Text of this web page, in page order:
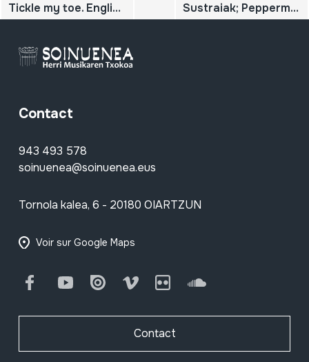
Tickle my toe. Englische Consortmusik 1550-1650 Sustraiak; Peppermint Sextet
Contact
943 493 578
soinuenea@soinuenea.eus
Tornola kalea, 6 - 20180 OIARTZUN
Voir sur Google Maps
FacebookYoutube Issuu Vimeo Flickr SoundCloud
Contact